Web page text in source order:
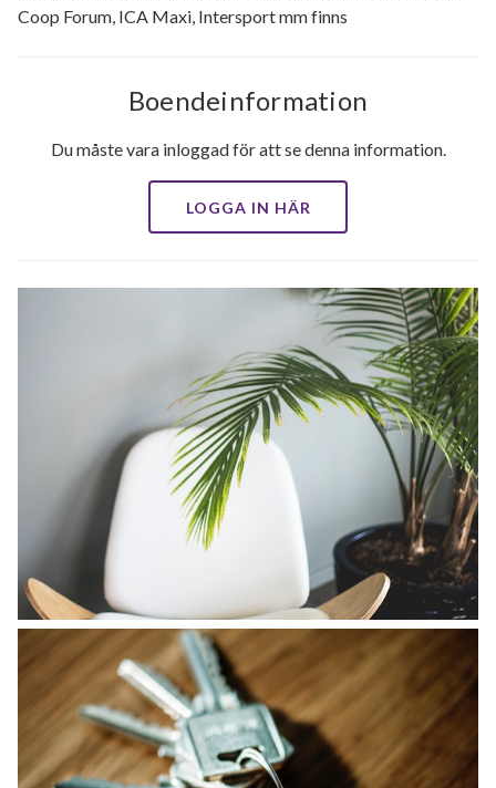
Coop Forum, ICA Maxi, Intersport mm finns
Boendeinformation
Du måste vara inloggad för att se denna information.
LOGGA IN HÄR